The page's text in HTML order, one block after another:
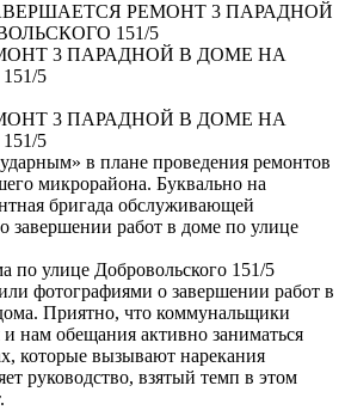
РЕМОНТ 3 ПАРАДНОЙ
151/5
3 ПАРАДНОЙ В ДОМЕ НА
5
3 ПАРАДНОЙ В ДОМЕ НА
5
в плане проведения ремонтов
микрорайона. Буквально на
бригада обслуживающей
завершении работ в доме по улице
по улице Добровольского 151/5
фотографиями о завершении работ в
Приятно, что коммунальщики
нам обещания активно заниматься
которые вызывают нарекания
руководство, взятый темп в этом